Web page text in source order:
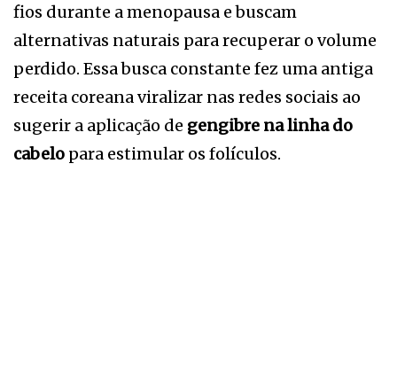
fios durante a menopausa e buscam
alternativas naturais para recuperar o volume
perdido. Essa busca constante fez uma antiga
receita coreana viralizar nas redes sociais ao
sugerir a aplicação de gengibre na linha do
cabelo para estimular os folículos.